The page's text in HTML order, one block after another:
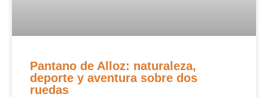
Pantano de Alloz: naturaleza,
deporte y aventura sobre dos
ruedas